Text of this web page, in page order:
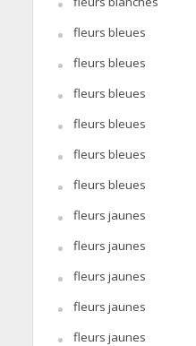
fleurs bleues
fleurs bleues
fleurs bleues
fleurs bleues
fleurs bleues
fleurs bleues
fleurs jaunes
fleurs jaunes
fleurs jaunes
fleurs jaunes
fleurs jaunes